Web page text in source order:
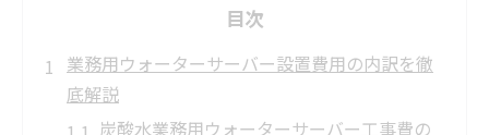
目次
業務用ウォーターサーバー設置費用の内訳を徹
底解説
炭酸水業務用ウォーターサーバー工事費の